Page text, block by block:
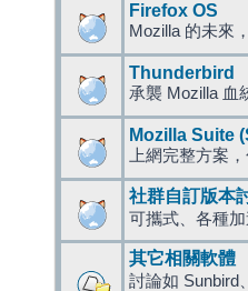
Firefox OS
Mozilla 的未來
Thunderbird
承襲 Mozilla 血
Mozilla Suite
上網完整方案
社群自訂版本
可攜式、各種
其它相關軟體
討論如 Sunbird